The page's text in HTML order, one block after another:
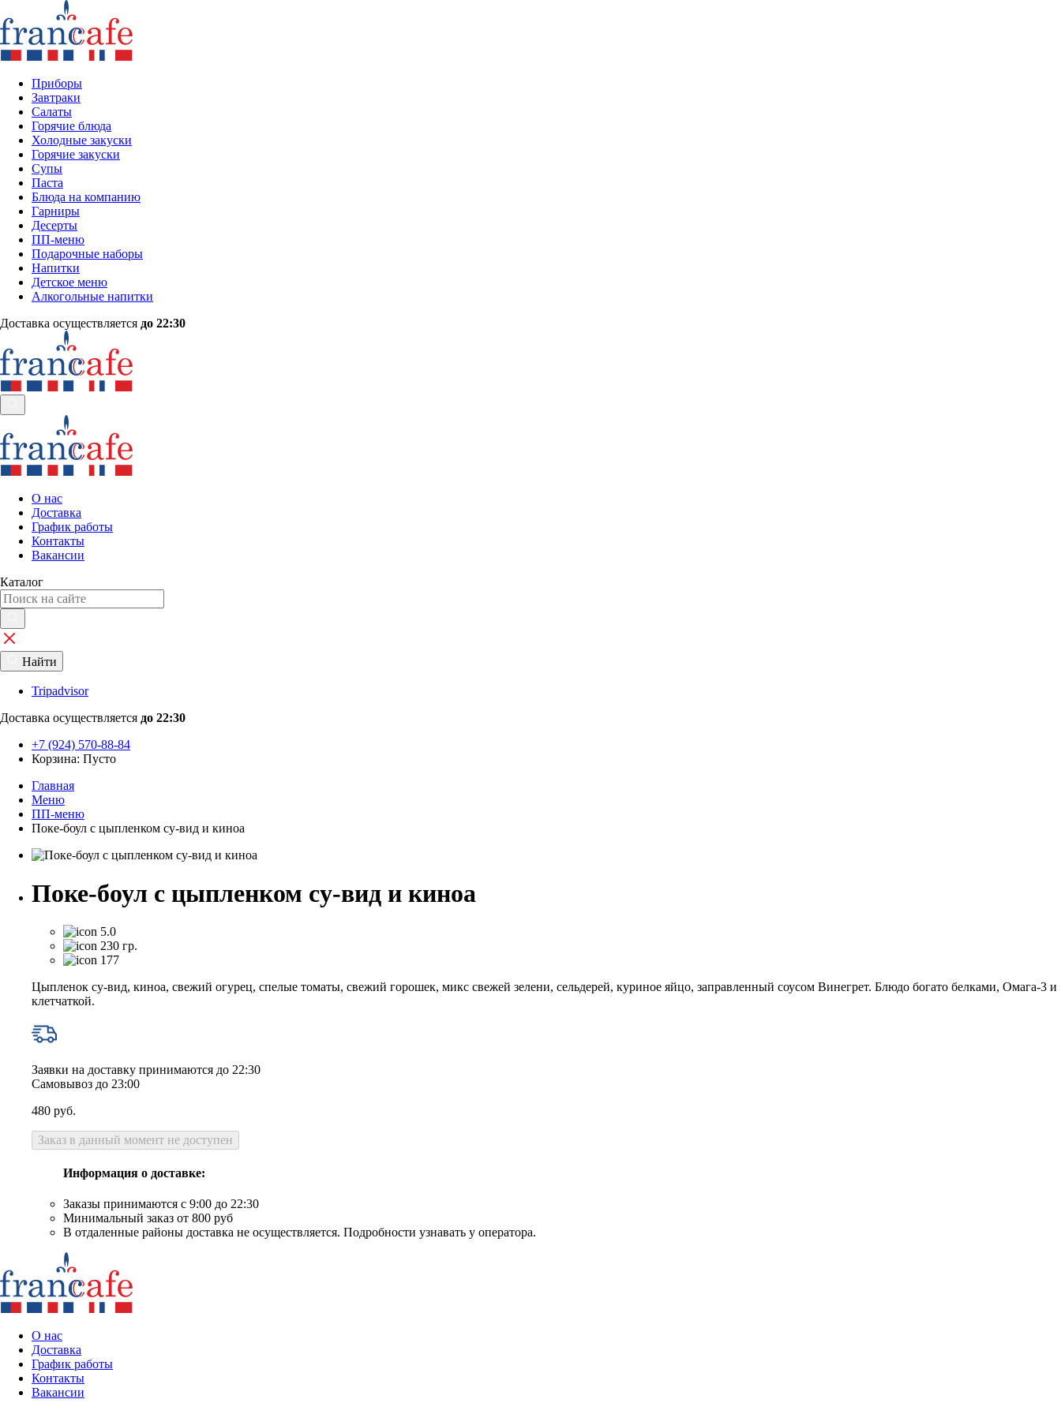
Приборы
Завтраки
Салаты
Горячие блюда
Холодные закуски
Горячие закуски
Супы
Паста
Блюда на компанию
Гарниры
Десерты
ПП-меню
Подарочные наборы
Напитки
Детское меню
Алкогольные напитки
Доставка осуществляется до 22:30
О нас
Доставка
График работы
Контакты
Вакансии
Каталог
Найти
Tripadvisor
Доставка осуществляется до 22:30
+7 (924) 570-88-84
Корзина: Пусто
Главная
Меню
ПП-меню
Поке-боул с цыпленком су-вид и киноа
Поке-боул с цыпленком су-вид и киноа
5.0
230 гр.
177
Цыпленок су-вид, киноа, свежий огурец, спелые томаты, свежий горошек, микс свежей зелени, сельдерей, куриное яйцо, заправленный соусом Винегрет. Блюдо богато белками, Омага-3 и
клетчаткой.
Заявки на доставку принимаются до 22:30
Самовывоз до 23:00
480 руб.
Заказ в данный момент не доступен
Информация о доставке:
Заказы принимаются с 9:00 до 22:30
Минимальный заказ от 800 руб
В отдаленные районы доставка не осуществляется. Подробности узнавать у оператора.
О нас
Доставка
График работы
Контакты
Вакансии